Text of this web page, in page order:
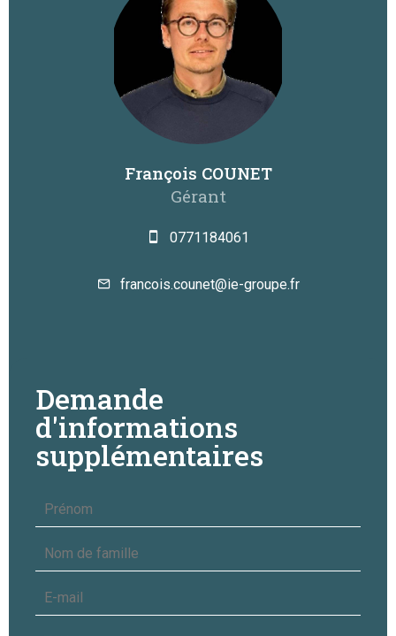
François COUNET
Gérant
0771184061
francois.counet@ie-groupe.fr
Demande
d'informations
supplémentaires